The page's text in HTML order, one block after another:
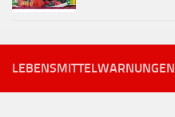
LEBENSMITTELWARNUNGEN